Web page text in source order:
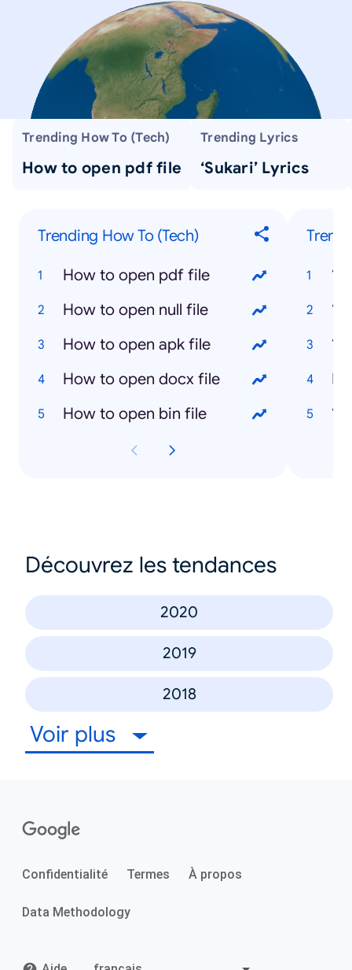
Trending How To (Tech)
How to open pdf file
Trending Lyrics
‘Sukari’ Lyrics
Trending How To (Tech)
How to open pdf file
How to open null file
How to open apk file
How to open docx file
How to open bin file
Découvrez les tendances
2020
2019
2018
Voir plus
Confidentialité Termes À propos
Data Methodology